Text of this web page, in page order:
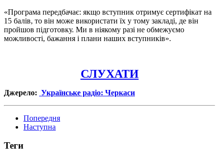
«Програма передбачає: якщо вступник отримує сертифікат на
15 балів, то він може використати їх у тому закладі, де він
пройшов підготовку. Ми в ніякому разі не обмежуємо
можливості, бажання і плани наших вступників».
СЛУХАТИ
Джерело: Українське радіо: Черкаси
Попередня
Наступна
Теги